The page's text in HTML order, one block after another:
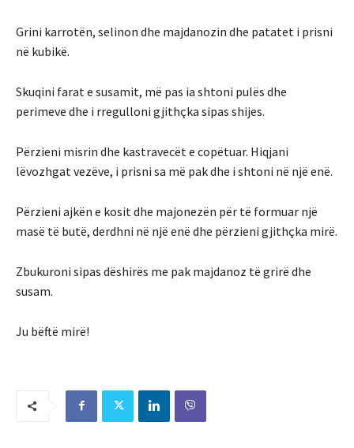
Grini karrotën, selinon dhe majdanozin dhe patatet i prisni
në kubikë.
Skuqini farat e susamit, më pas ia shtoni pulës dhe
perimeve dhe i rregulloni gjithçka sipas shijes.
Përzieni misrin dhe kastravecët e copëtuar. Hiqjani
lëvozhgat vezëve, i prisni sa më pak dhe i shtoni në një enë.
Përzieni ajkën e kosit dhe majonezën për të formuar një
masë të butë, derdhni në një enë dhe përzieni gjithçka mirë.
Zbukuroni sipas dëshirës me pak majdanoz të grirë dhe
susam.
Ju bëftë mirë!